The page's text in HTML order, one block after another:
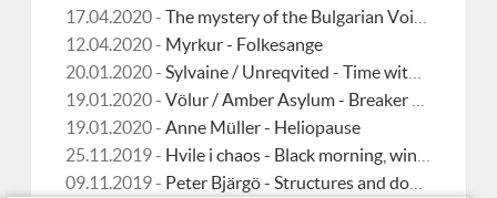
17.04.2020 -The mystery of the Bulgarian Voices feat. Lisa Gerrard - Shandai ya / Stanka
12.04.2020 - Myrkur - Folkesange
20.01.2020 -Sylvaine / Unreqvited - Time without end
19.01.2020 -Völur / Amber Asylum - Breaker of rings / Blood Witch
19.01.2020 -Anne Müller - Heliopause
25.11.2019 - Hvile i chaos - Black morning, winter green
09.11.2019 - Peter Bjärgö - Structures and downfall